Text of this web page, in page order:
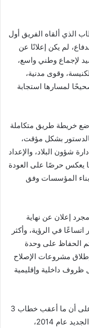
الذي ألقاه الفريق أول
لم يكن إعلانًا عن
لإجماع وطني واسع،
وقوى مدنية،
لمسارها استجابة
خريطة طريق متكاملة
بشكل مؤقت،
شؤون البلاد، والإعداد
ما يعكس حرصًا على العودة
بناء المؤسسات وفق
لم يكن مجرد إعلان عن نهاية
اتساعًا في الرؤية، وأكثر
الحفاظ على وحدة
مشروعات الإصلاح
داخلية وإقليمية
واختتم النائب سامي سوس بيانه بالتأكيد على أن ما أعقب خطاب 3
يوليو من خطوات لاحقة، بدءًا من الدستور الجديد عام 2014،